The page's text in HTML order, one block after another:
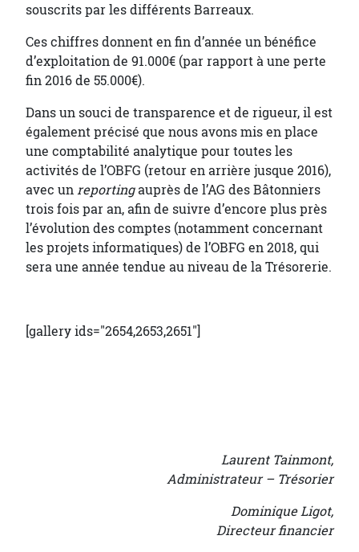
souscrits par les différents Barreaux.
Ces chiffres donnent en fin d’année un bénéfice
d’exploitation de 91.000€ (par rapport à une perte
fin 2016 de 55.000€).
Dans un souci de transparence et de rigueur, il est
également précisé que nous avons mis en place
une comptabilité analytique pour toutes les
activités de l’OBFG (retour en arrière jusque 2016),
avec unreportingauprès de l’AG des Bâtonniers
trois fois par an, afin de suivre d’encore plus près
l’évolution des comptes (notamment concernant
les projets informatiques) de l’OBFG en 2018, qui
sera une année tendue au niveau de la Trésorerie.
[gallery ids="2654,2653,2651"]
Laurent Tainmont,
Administrateur – Trésorier
Dominique Ligot,
Directeur financier